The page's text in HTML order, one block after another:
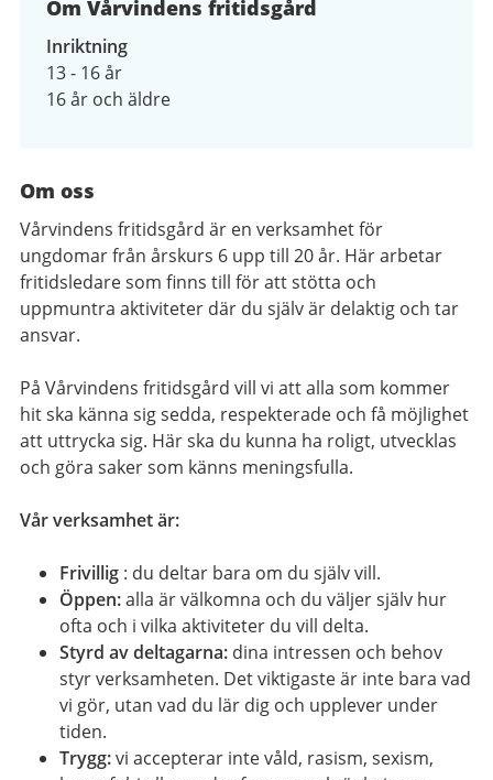
Om Vårvindens fritidsgård
Inriktning
13 - 16 år
16 år och äldre
Om oss
Vårvindens fritidsgård är en verksamhet för
ungdomar från årskurs 6 upp till 20 år. Här arbetar
fritidsledare som finns till för att stötta och
uppmuntra aktiviteter där du själv är delaktig och tar
ansvar.
På Vårvindens fritidsgård vill vi att alla som kommer
hit ska känna sig sedda, respekterade och få möjlighet
att uttrycka sig. Här ska du kunna ha roligt, utvecklas
och göra saker som känns meningsfulla.
Vår verksamhet är:
Frivillig : du deltar bara om du själv vill.
Öppen:alla är välkomna och du väljer själv hur
ofta och i vilka aktiviteter du vill delta.
Styrd av deltagarna: dina intressen och behov
styr verksamheten. Det viktigaste är inte bara vad
vi gör, utan vad du lär dig och upplever under
tiden.
Trygg:vi accepterar inte våld, rasism, sexism,